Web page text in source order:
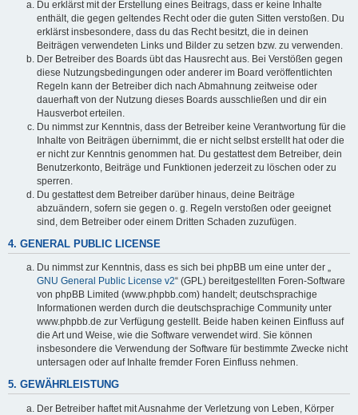
Du erklärst mit der Erstellung eines Beitrags, dass er keine Inhalte
enthält, die gegen geltendes Recht oder die guten Sitten verstoßen. Du
erklärst insbesondere, dass du das Recht besitzt, die in deinen
Beiträgen verwendeten Links und Bilder zu setzen bzw. zu verwenden.
Der Betreiber des Boards übt das Hausrecht aus. Bei Verstößen gegen
diese Nutzungsbedingungen oder anderer im Board veröffentlichten
Regeln kann der Betreiber dich nach Abmahnung zeitweise oder
dauerhaft von der Nutzung dieses Boards ausschließen und dir ein
Hausverbot erteilen.
Du nimmst zur Kenntnis, dass der Betreiber keine Verantwortung für die
Inhalte von Beiträgen übernimmt, die er nicht selbst erstellt hat oder die
er nicht zur Kenntnis genommen hat. Du gestattest dem Betreiber, dein
Benutzerkonto, Beiträge und Funktionen jederzeit zu löschen oder zu
sperren.
Du gestattest dem Betreiber darüber hinaus, deine Beiträge
abzuändern, sofern sie gegen o. g. Regeln verstoßen oder geeignet
sind, dem Betreiber oder einem Dritten Schaden zuzufügen.
4. GENERAL PUBLIC LICENSE
Du nimmst zur Kenntnis, dass es sich bei phpBB um eine unter der „
GNU General Public License v2“ (GPL) bereitgestellten Foren-Software
von phpBB Limited (www.phpbb.com) handelt; deutschsprachige
Informationen werden durch die deutschsprachige Community unter
www.phpbb.de zur Verfügung gestellt. Beide haben keinen Einfluss auf
die Art und Weise, wie die Software verwendet wird. Sie können
insbesondere die Verwendung der Software für bestimmte Zwecke nicht
untersagen oder auf Inhalte fremder Foren Einfluss nehmen.
5. GEWÄHRLEISTUNG
Der Betreiber haftet mit Ausnahme der Verletzung von Leben, Körper